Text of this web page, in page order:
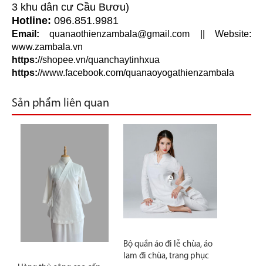
3 khu dân cư Cầu Bươu)
Hotline: 096.851.9981
Email: quanaothienzambala@gmail.com || Website:
www.zambala.vn
https://shopee.vn/quanchaytinhxua
https://www.facebook.com/quanaoyogathienzambala
Sản phẩm liên quan
Bộ quần áo đi lễ chùa, áo
lam đi chùa, trang phục